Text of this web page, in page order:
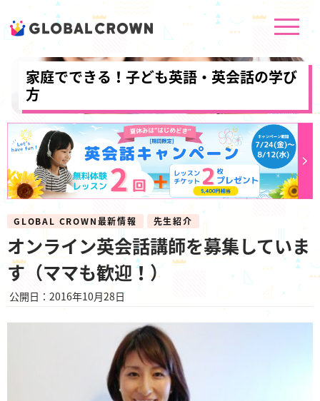
家庭でできる！子ども英語・英会話の学び
方
GLOBAL CROWN最新情報 先生紹介
オンライン英会話講師を募集していま
す（ママも歓迎！）
公開日：2016年10月28日